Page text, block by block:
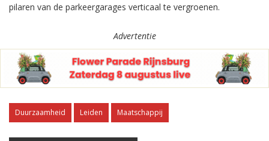
pilaren van de parkeergarages verticaal te vergroenen.
Advertentie
Duurzaamheid Leiden Maatschappij